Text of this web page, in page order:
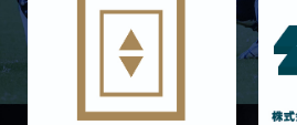
2025/11/23
GALLERY
11月23日 摂南大学
2025/11/22
11月22日 摂南大学Jr.Col